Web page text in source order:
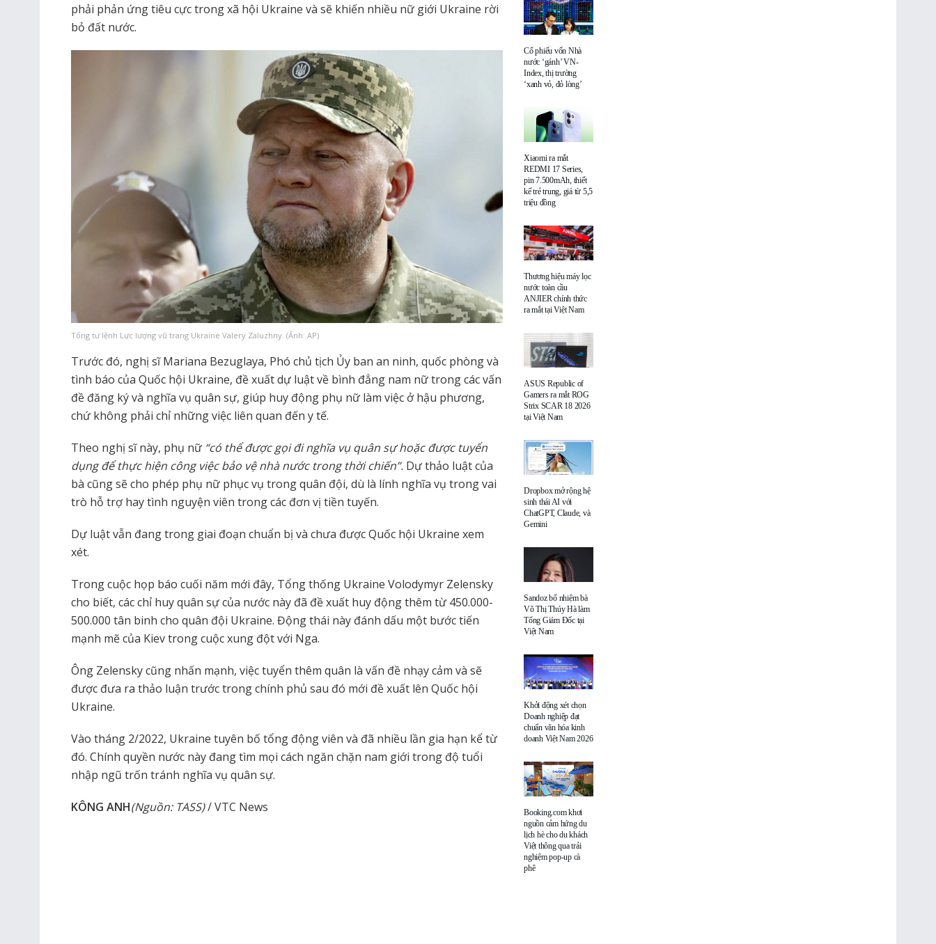
phải phản ứng tiêu cực trong xã hội Ukraine và sẽ khiến nhiều nữ giới Ukraine rời
bỏ đất nước.
Tổng tư lệnh Lực lượng vũ trang Ukraine Valery Zaluzhny. (Ảnh: AP)
Trước đó, nghị sĩ Mariana Bezuglaya, Phó chủ tịch Ủy ban an ninh, quốc phòng và
tình báo của Quốc hội Ukraine, đề xuất dự luật về bình đẳng nam nữ trong các vấn
đề đăng ký và nghĩa vụ quân sự, giúp huy động phụ nữ làm việc ở hậu phương,
chứ không phải chỉ những việc liên quan đến y tế.
Theo nghị sĩ này, phụ nữ “có thể được gọi đi nghĩa vụ quân sự hoặc được tuyển
dụng để thực hiện công việc bảo vệ nhà nước trong thời chiến”. Dự thảo luật của
bà cũng sẽ cho phép phụ nữ phục vụ trong quân đội, dù là lính nghĩa vụ trong vai
trò hỗ trợ hay tình nguyện viên trong các đơn vị tiền tuyến.
Dự luật vẫn đang trong giai đoạn chuẩn bị và chưa được Quốc hội Ukraine xem
xét.
Trong cuộc họp báo cuối năm mới đây, Tổng thống Ukraine Volodymyr Zelensky
cho biết, các chỉ huy quân sự của nước này đã đề xuất huy động thêm từ 450.000-
500.000 tân binh cho quân đội Ukraine. Động thái này đánh dấu một bước tiến
mạnh mẽ của Kiev trong cuộc xung đột với Nga.
Ông Zelensky cũng nhấn mạnh, việc tuyển thêm quân là vấn đề nhạy cảm và sẽ
được đưa ra thảo luận trước trong chính phủ sau đó mới đề xuất lên Quốc hội
Ukraine.
Vào tháng 2/2022, Ukraine tuyên bố tổng động viên và đã nhiều lần gia hạn kể từ
đó. Chính quyền nước này đang tìm mọi cách ngăn chặn nam giới trong độ tuổi
nhập ngũ trốn tránh nghĩa vụ quân sự.
KÔNG ANH(Nguồn: TASS)/ VTC News
Cổ phiếu vốn Nhà
nước ‘gánh’ VN-
Index, thị trường
‘xanh vỏ, đỏ lòng’
Xiaomi ra mắt
REDMI 17 Series,
pin 7.500mAh, thiết
kế trẻ trung, giá từ 5,5
triệu đồng
Thương hiệu máy lọc
nước toàn cầu
ANJIER chính thức
ra mắt tại Việt Nam
ASUS Republic of
Gamers ra mắt ROG
Strix SCAR 18 2026
tại Việt Nam
Dropbox mở rộng hệ
sinh thái AI với
ChatGPT, Claude, và
Gemini
Sandoz bổ nhiệm bà
Võ Thị Thúy Hà làm
Tổng Giám Đốc tại
Việt Nam
Khởi động xét chọn
Doanh nghiệp đạt
chuẩn văn hóa kinh
doanh Việt Nam 2026
Booking.com khơi
nguồn cảm hứng du
lịch hè cho du khách
Việt thông qua trải
nghiệm pop-up cà
phê